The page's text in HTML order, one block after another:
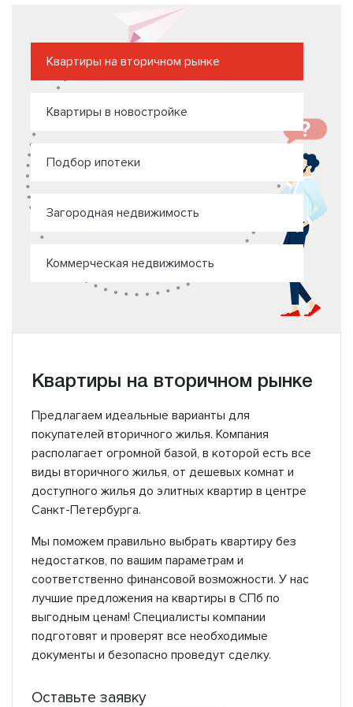
Квартиры на вторичном рынке
Квартиры в новостройке
Подбор ипотеки
Загородная недвижимость
Коммерческая недвижимость
Квартиры на вторичном рынке
Предлагаем идеальные варианты для
покупателей вторичного жилья. Компания
располагает огромной базой, в которой есть все
виды вторичного жилья, от дешевых комнат и
доступного жилья до элитных квартир в центре
Санкт-Петербурга.
Мы поможем правильно выбрать квартиру без
недостатков, по вашим параметрам и
соответственно финансовой возможности. У нас
лучшие предложения на квартиры в СПб по
выгодным ценам! Специалисты компании
подготовят и проверят все необходимые
документы и безопасно проведут сделку.
Оставьте заявку